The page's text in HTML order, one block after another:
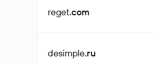
reget.com
desimple.ru